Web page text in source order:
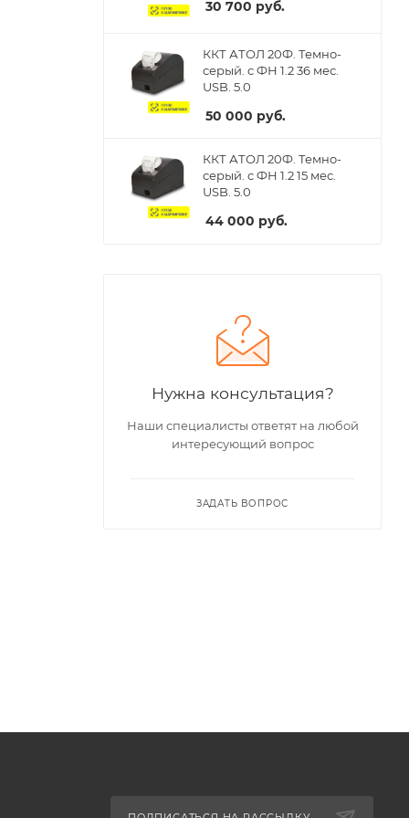
30 700 руб.
ККТ АТОЛ 20Ф. Темно-
серый. с ФН 1.2 36 мес.
USB. 5.0
50 000 руб.
ККТ АТОЛ 20Ф. Темно-
серый. с ФН 1.2 15 мес.
USB. 5.0
44 000 руб.
Нужна консультация?
Наши специалисты ответят на любой
интересующий вопрос
ЗАДАТЬ ВОПРОС